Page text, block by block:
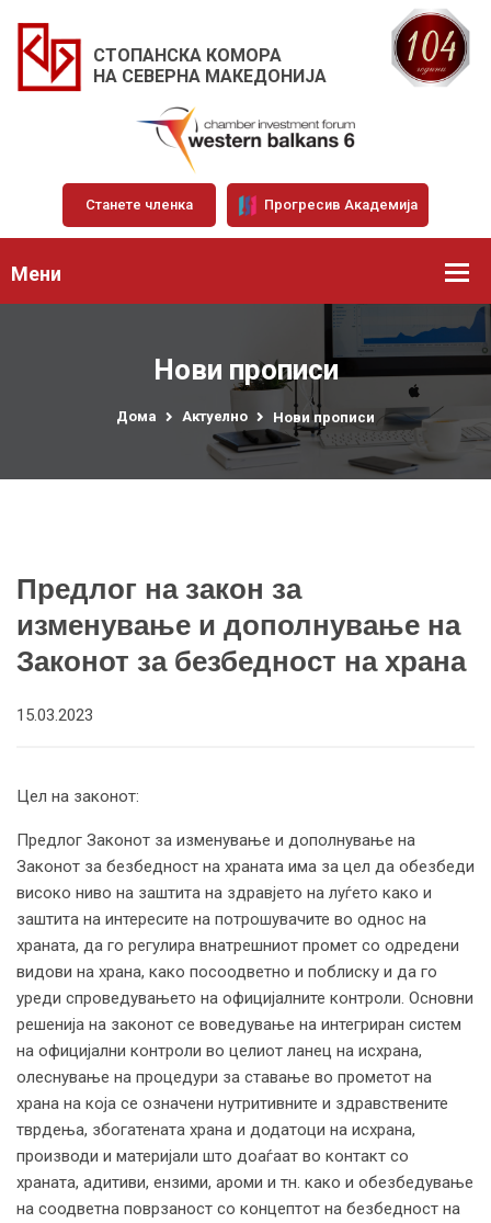
СТОПАНСКА КОМОРА
НА СЕВЕРНА МАКЕДОНИЈА
Станете членка Прогресив Академија
Мени
Нови прописи
Дома Актуелно Нови прописи
Предлог на закон за
изменување и дополнување на
Законот за безбедност на храна
15.03.2023
Цел на законот:
Предлог Законот за изменување и дополнување на
Законот за безбедност на храната има за цел да обезбеди
високо ниво на заштита на здравјето на луѓето како и
заштита на интересите на потрошувачите во однос на
храната, да го регулира внатрешниот промет со одредени
видови на храна, како посоодветно и поблиску и да го
уреди спроведувањето на официјалните контроли. Основни
решенија на законот се воведување на интегриран систем
на официјални контроли во целиот ланец на исхрана,
олеснување на процедури за ставање во прометот на
храна на која се означени нутритивните и здравствените
тврдења, збогатената храна и додатоци на исхрана,
производи и материјали што доаѓаат во контакт со
храната, адитиви, ензими, ароми и тн. како и обезбедување
на соодветна поврзаност со концептот на безбедност на